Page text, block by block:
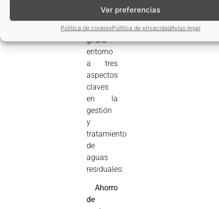
Ver preferencias
Política de cookiesPolítica de privacidadAviso legal
jornada
girará
entorno
a tres
aspectos
claves
en la
gestión
y
tratamiento
de
aguas
residuales:
Ahorro
de